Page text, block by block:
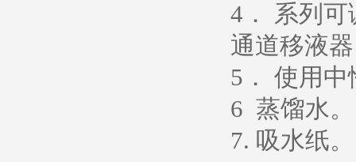
4． 系列
通道移液
5． 使用中
6 蒸馏水。
7. 吸水纸。